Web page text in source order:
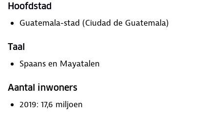
Hoofdstad
Guatemala-stad (Ciudad de Guatemala)
Taal
Spaans en Mayatalen
Aantal inwoners
2019: 17,6 miljoen